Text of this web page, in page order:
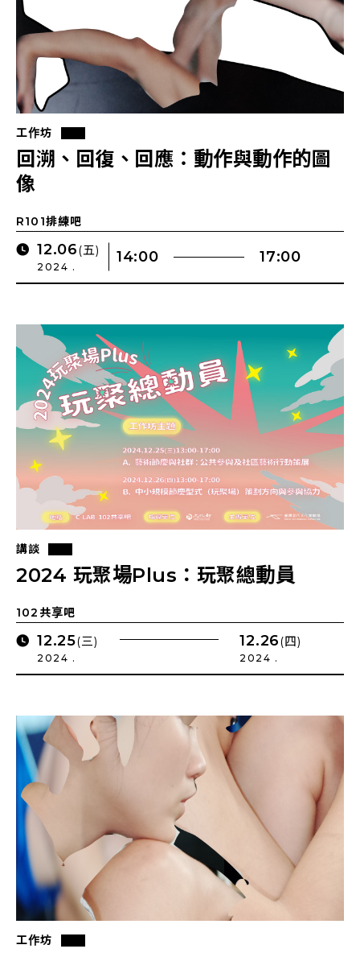
工作坊
回溯、回復、回應：動作與動作的圖
像
R101排練吧
12.06(五)
2024 .
14:00 17:00
講談
2024 玩聚場Plus：玩聚總動員
102共享吧
12.25(三)
2024 .
12.26(四)
2024 .
工作坊